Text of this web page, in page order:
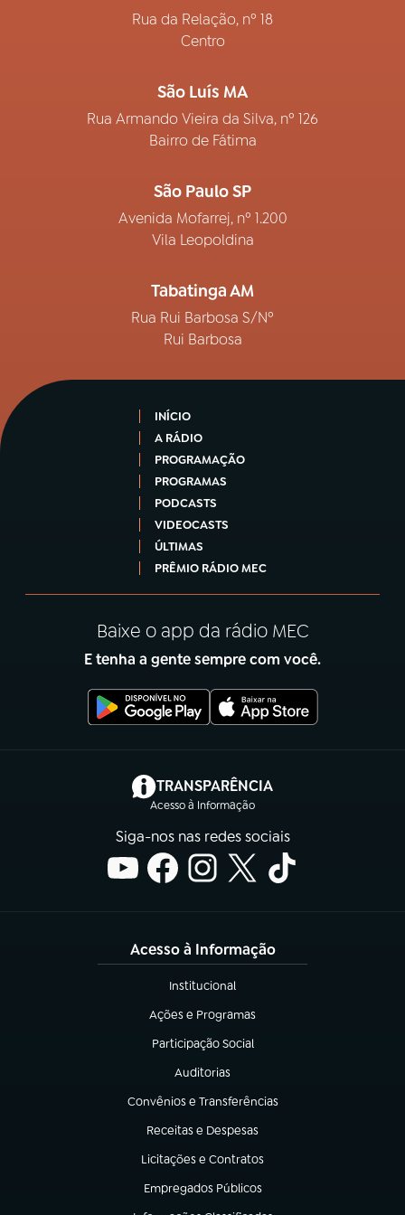
Rua da Relação, nº 18
Centro
São Luís MA
Rua Armando Vieira da Silva, nº 126
Bairro de Fátima
São Paulo SP
Avenida Mofarrej, nº 1.200
Vila Leopoldina
Tabatinga AM
Rua Rui Barbosa S/Nº
Rui Barbosa
INÍCIO
A RÁDIO
PROGRAMAÇÃO
PROGRAMAS
PODCASTS
VIDEOCASTS
ÚLTIMAS
PRÊMIO RÁDIO MEC
Baixe o app da rádio MEC
E tenha a gente sempre com você.
TRANSPARÊNCIA
Acesso à Informação
(abre em nova aba)
Siga-nos nas redes sociais
Acesso à Informação
Institucional
(abre em nova aba)
Ações e Programas
(abre em nova aba)
Participação Social
(abre em nova aba)
Auditorias
(abre em nova aba)
Convênios e Transferências
(abre em nova aba)
Receitas e Despesas
(abre em nova aba)
Licitações e Contratos
(abre em nova aba)
Empregados Públicos
(abre em nova aba)